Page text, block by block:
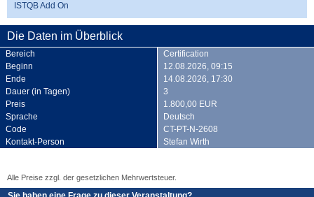
ISTQB Add On
Die Daten im Überblick
Bereich
Certification
Beginn
12.08.2026, 09:15
Ende
14.08.2026, 17:30
Dauer (in Tagen)
3
Preis
1.800,00 EUR
Sprache
Deutsch
Code
CT-PT-N-2608
Kontakt-Person
Stefan Wirth
Alle Preise zzgl. der gesetzlichen Mehrwertsteuer.